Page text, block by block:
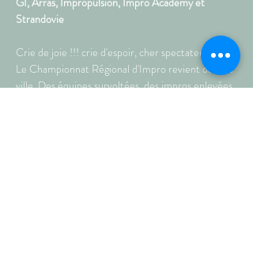
Strandovie
Crie de joie !!! crie d'espoir, cher spectateur car :
Le Championnat Régional d'Impro revient dans ta
ville. Des équipes survoltées, des impros enlevées,